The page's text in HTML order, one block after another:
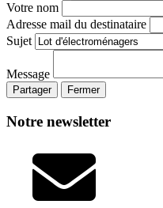
Votre nom
Adresse mail du destinataire
Sujet
Message
Partager Fermer
Notre newsletter